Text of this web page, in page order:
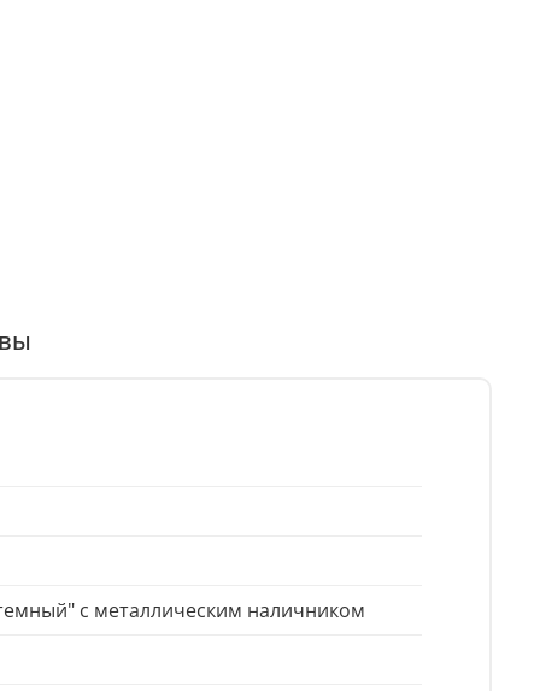
с металлическим наличником